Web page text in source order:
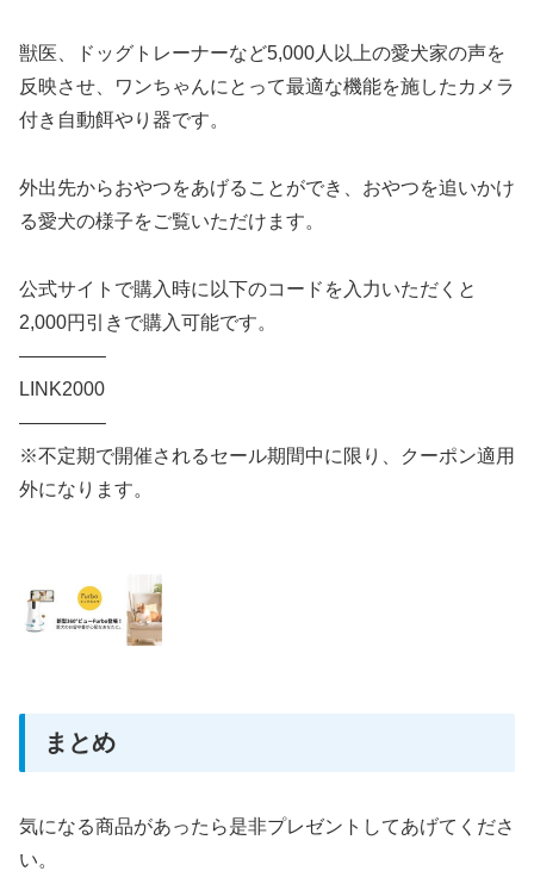
獣医、ドッグトレーナーなど5,000人以上の愛犬家の声を
反映させ、ワンちゃんにとって最適な機能を施したカメラ
付き自動餌やり器です。
外出先からおやつをあげることができ、おやつを追いかけ
る愛犬の様子をご覧いただけます。
公式サイトで購入時に以下のコードを入力いただくと
2,000円引きで購入可能です。
————–
LINK2000
————–
※不定期で開催されるセール期間中に限り、クーポン適用
外になります。
まとめ
気になる商品があったら是非プレゼントしてあげてくださ
い。